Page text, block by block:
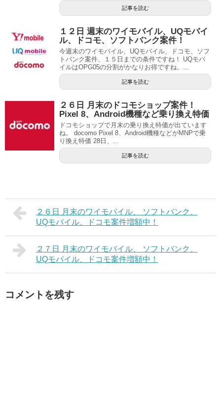
記事を読む
１２日 週末のワイモバイル、UQモバイ
ル、ドコモ、ソフトバンク案件！
今週末のワイモバイル、UQモバイル、ドコモ、ソフ
トバンク案件、１５日までの条件ですね！ UQモバ
イルはOPG05の分割がかなりお得ですね。...
記事を読む
２６日 月末のドコモショップ案件！
Pixel 8、Android機種など乗り換え特価
ドコモショップで月末の乗り換え特価が出ています
ね。 docomo Pixel 8、Android機種などがMNPで乗
り換え特価 28日、...
記事を読む
２６日 月末のワイモバイル、 ソフトバンク、
UQモバイル、ドコモ案件増額中！
２７日 月末のワイモバイル、 ソフトバンク、
UQモバイル、ドコモ案件増額中！
コメントを残す